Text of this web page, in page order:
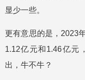
显少一些。
更有意思的是，2023
1.12亿元和1.46亿元
出，牛不牛？